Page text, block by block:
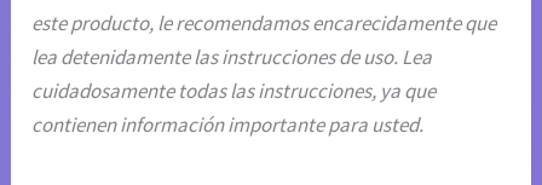
este producto, le recomendamos encarecidamente que
lea detenidamente las instrucciones de uso. Lea
cuidadosamente todas las instrucciones, ya que
contienen información importante para usted.